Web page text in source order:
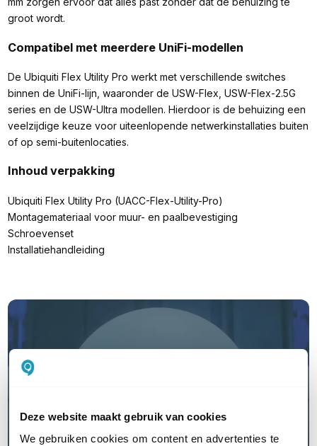
Deze website maakt gebruik van cookies
We gebruiken cookies om content en advertenties te
groot wordt.
Compatibel met meerdere UniFi-modellen
De Ubiquiti Flex Utility Pro werkt met verschillende switches
binnen de UniFi-lijn, waaronder de USW-Flex, USW-Flex-2.5G
series en de USW-Ultra modellen. Hierdoor is de behuizing een
veelzijdige keuze voor uiteenlopende netwerkinstallaties buiten
of op semi-buitenlocaties.
Inhoud verpakking
Ubiquiti Flex Utility Pro (UACC-Flex-Utility-Pro)
Montagemateriaal voor muur- en paalbevestiging
Schroevenset
Installatiehandleiding
Ontdek Ubiquiti UniFi Cloud
Cloud Key